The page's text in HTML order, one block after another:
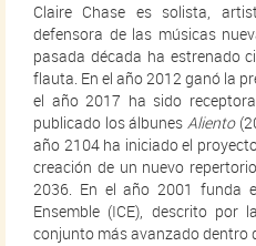
Claire Chase es solista,
defensora de las músicas
pasada década ha estrenado
flauta. En el año 2012 ganó la
el año 2017 ha sido
publicado los álbunes Aliento
año 2104 ha iniciado el
creación de un nuevo
2036. En el año 2001 funda
Ensemble (ICE), descrito por
conjunto más avanzado dentro